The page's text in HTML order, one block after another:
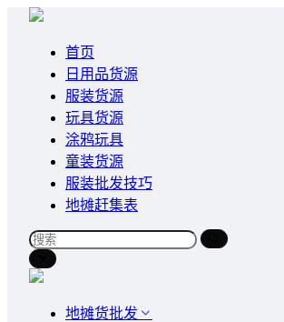
首页
日用品货源
服装货源
玩具货源
涂鸦玩具
童装货源
服装批发技巧
地摊赶集表
地摊货批发